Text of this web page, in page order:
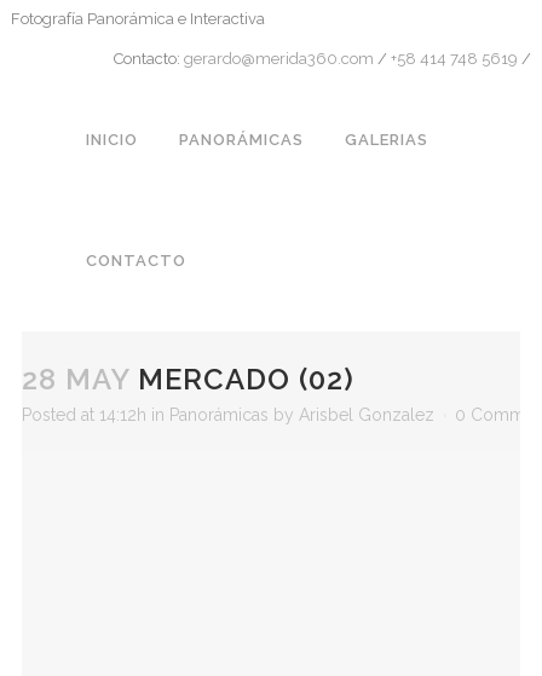
Fotografía Panorámica e Interactiva
Contacto:gerardo@merida360.com /+58 414 748 5619 /
INICIO PANORÁMICAS GALERIAS
CONTACTO
28 MAYMERCADO (02)
Posted at 14:12h in Panorámicas by Arisbel Gonzalez 0